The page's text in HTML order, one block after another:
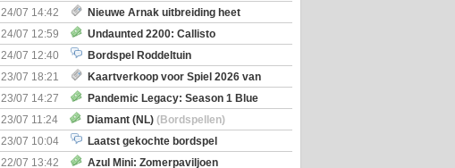
(Bordspellen)
24/07 14:42
Nieuwe Arnak uitbreiding heet
Surprise Shipments
24/07 12:59
Undaunted 2200: Callisto
(Bordspellen)
24/07 12:40
Bordspel Roddeltuin
23/07 18:21
Kaartverkoop voor Spiel 2026 van
start
23/07 14:27
Pandemic Legacy: Season 1 Blue
(Bordspellen)
23/07 11:24 Diamant (NL) (Bordspellen)
23/07 10:04
Laatst gekochte bordspel
22/07 13:42
Azul Mini: Zomerpaviljoen